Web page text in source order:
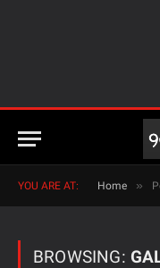
YOU ARE AT: Home »
BROWSING: